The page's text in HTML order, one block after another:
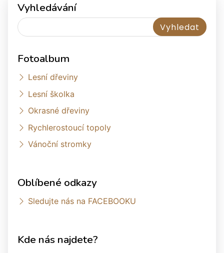
Vyhledávání
Fotoalbum
Lesní dřeviny
Lesní školka
Okrasné dřeviny
Rychlerostoucí topoly
Vánoční stromky
Oblíbené odkazy
Sledujte nás na FACEBOOKU
Kde nás najdete?